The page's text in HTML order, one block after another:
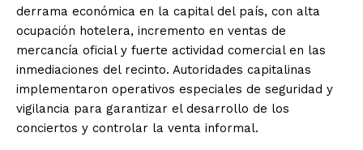
derrama económica en la capital del país, con alta
ocupación hotelera, incremento en ventas de
mercancía oficial y fuerte actividad comercial en las
inmediaciones del recinto. Autoridades capitalinas
implementaron operativos especiales de seguridad y
vigilancia para garantizar el desarrollo de los
conciertos y controlar la venta informal.